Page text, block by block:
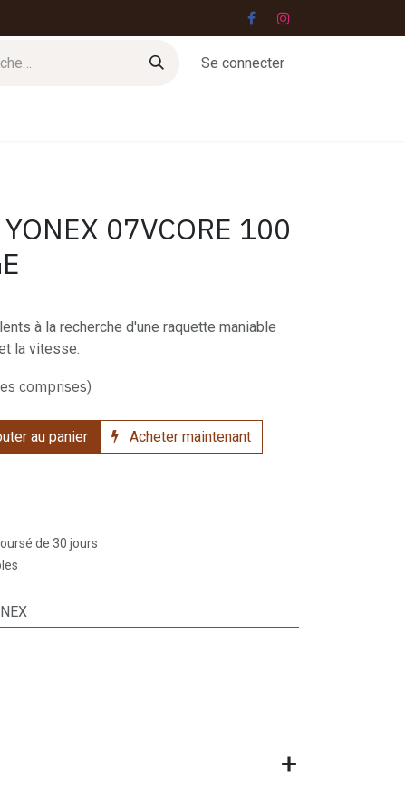
Se connecter
07VCORE 100
à la recherche d'une raquette maniable
la vitesse.
comprises)
au panier Acheter maintenant
de 30 jours